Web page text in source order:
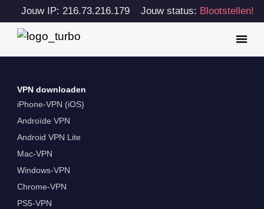
Jouw IP: 216.73.216.179 Jouw status: Blootstellen!
VPN downloaden
iPhone-VPN (iOS)
Androïde VPN
Android VPN Lite
Mac-VPN
Windows-VPN
Chrome-VPN
PS5-VPN